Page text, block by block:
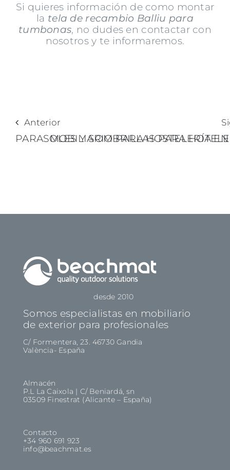
Si quieres información de como montar
la tela de recambio Balliu para
tumbonas, no dudes en contactar con
nosotros y te informaremos.
Anterior
PARASOLES Y SOMBRILLAS PARA
MOBILIARIO PARA HOSTELERÍA
desde 2010
Somos especialistas en mobiliario
de exterior para profesionales
C/ Formentera, 23. 46730 Gandia
València- España
Almacén
P.L La Caixola | C/ Beniardá, sn
03509 Finestrat (Alicante – España)
Contacto
+34 960 691 923
info@beachmat.es